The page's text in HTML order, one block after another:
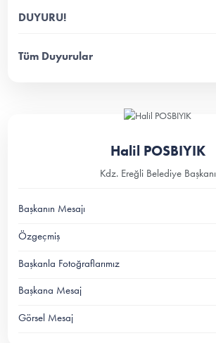
DUYURU!
Tüm Duyurular
Halil POSBIYIK
Kdz. Ereğli Belediye Başkanı
Başkanın Mesajı
Özgeçmiş
Başkanla Fotoğraflarımız
Başkana Mesaj
Görsel Mesaj